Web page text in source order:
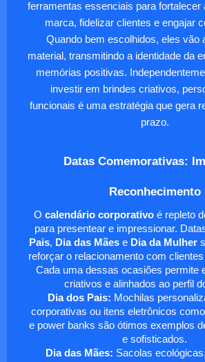
ferramentas essenciais para fortalecer
marca, fidelizar clientes e engajar
Quando bem escolhidos, eles vão
material, transmitindo a identidade da
memórias positivas.
investir em brindes criativos,
funcionais é uma estratégia que gera
prazo.
Datas Comemorativas:
Reconhecimento
O calendário corporativo é repleto
para presentear e impressionar.
Pais, Dia das Mãese Dia da Mulher
reforçar o relacionamento com
Cada uma dessas ocasiões permite
criativos e alinhados ao perfil
Dia dos Pais: Mochilas
corporativas ou itens eletrônicos
e power banks são ótimos exemplos
e sofisticados.
Dia das Mães: Sacolas